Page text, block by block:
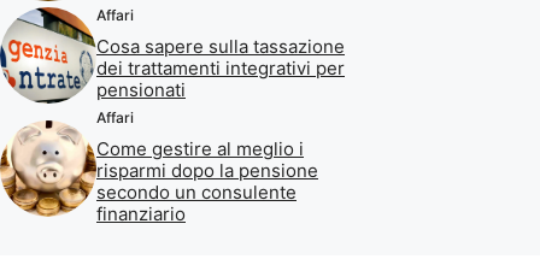
Affari
Cosa sapere sulla tassazione
dei trattamenti integrativi per
pensionati
Affari
Come gestire al meglio i
risparmi dopo la pensione
secondo un consulente
finanziario